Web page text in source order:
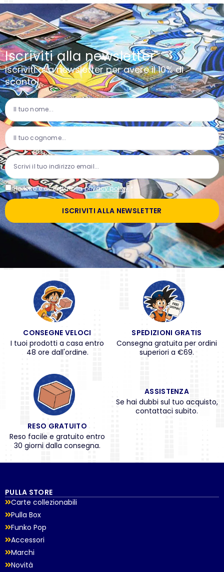
Iscriviti alla newsletter
Iscriviti alla newsletter per avere il 10% di
sconto!
Ho letto e accettato laprivacy policy *
ISCRIVITI ALLA NEWSLETTER
CONSEGNE VELOCI
I tuoi prodotti a casa entro
48 ore dall'ordine.
SPEDIZIONI GRATIS
Consegna gratuita per ordini
superiori a €69.
RESO GRATUITO
Reso facile e gratuito entro
30 giorni dalla consegna.
ASSISTENZA
Se hai dubbi sul tuo acquisto,
contattaci subito.
PULLA STORE
Carte collezionabili
Pulla Box
Funko Pop
Accessori
Marchi
Novità